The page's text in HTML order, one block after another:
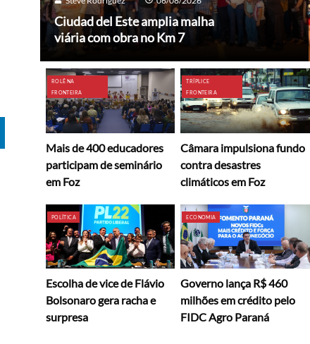
Ciudad del Este amplia malha
viária com obra no Km 7
ROLÊ NA
FRONTEIRA
Mais de 400 educadores
participam de seminário
em Foz
TRÍPLICE
FRONTEIRA
Câmara impulsiona fundo
contra desastres
climáticos em Foz
POLÍTICA
Escolha de vice de Flávio
Bolsonaro gera racha e
surpresa
ECONOMIA
Governo lança R$ 460
milhões em crédito pelo
FIDC Agro Paraná